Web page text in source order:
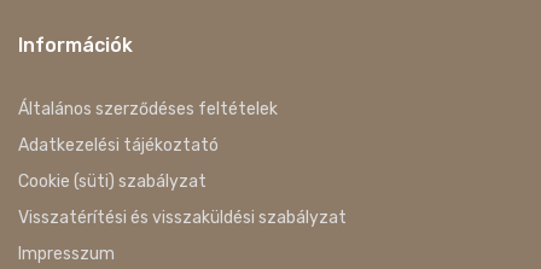
Információk
Általános szerződéses feltételek
Adatkezelési tájékoztató
Cookie (süti) szabályzat
Visszatérítési és visszaküldési szabályzat
Impresszum